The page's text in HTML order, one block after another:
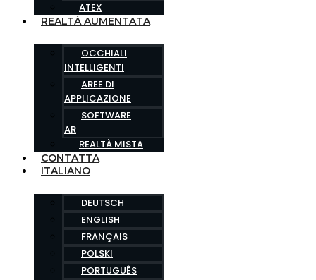
ATEX
REALTÀ AUMENTATA
OCCHIALI
INTELLIGENTI
AREE DI
APPLICAZIONE
SOFTWARE
AR
REALTÀ MISTA
CONTATTA
ITALIANO
DEUTSCH
ENGLISH
FRANÇAIS
POLSKI
PORTUGUÊS